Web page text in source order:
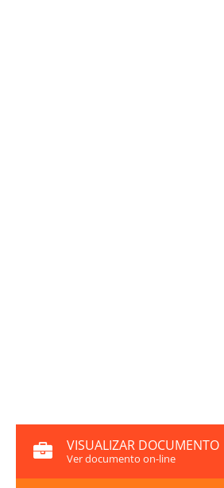
VISUALIZAR DOCUMENTO
Ver documento on-line